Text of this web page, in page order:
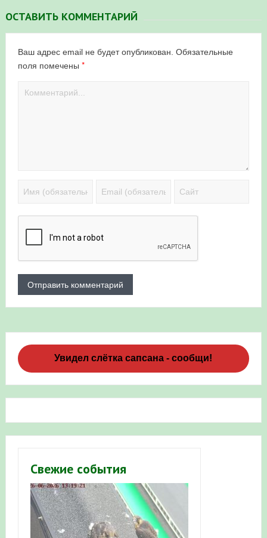
ОСТАВИТЬ КОММЕНТАРИЙ
Ваш адрес email не будет опубликован. Обязательные
поля помечены *
Увидел слётка сапсана - сообщи!
Свежие события